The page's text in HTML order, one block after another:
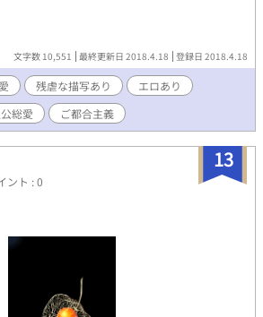
文字数 10,551 最終更新日 2018.4.18 登録日 2018.4.18
残虐な描写あり
エロあり
総愛 ご都合主義
13
ント : 0